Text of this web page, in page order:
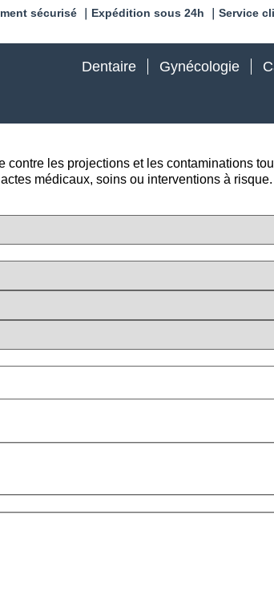
sécurisé ｜Expédition sous 24h ｜Service
Dentaire Gynécologie
contre les projections et les contaminations
médicaux, soins ou interventions à